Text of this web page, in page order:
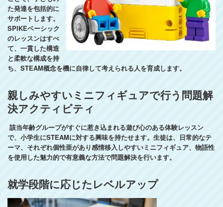
た発達を包括的に
サポートします。
SPIKEベーシック
のレッスンはすべ
て、一貫した構造
と柔軟な構成を持
ち、STEAM概念を機に自律して考えられる人を育成します。
親しみやすいミニフィギュアで行う問題解
決アクティビティ
該当年齢グループがすぐに惹き込まれる遊び心のある体験レッスン
で、小学生にSTEAMに対する興味を持たせます。生徒は、日常的なテ
ーマ、それぞれ個性亜があり感情移入しやすいミニフィギュア、物語性
を使用した魅力的で有意義な方法で問題解決を行います。
就学段階に応じたレベルアップ